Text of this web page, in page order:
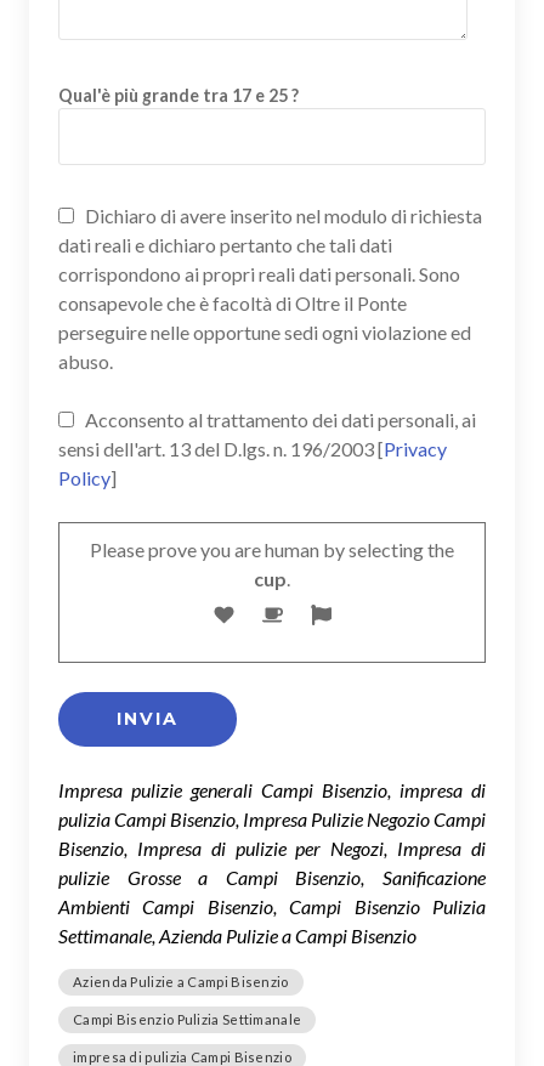
Qual'è più grande tra 17 e 25 ?
Dichiaro di avere inserito nel modulo di richiesta
dati reali e dichiaro pertanto che tali dati
corrispondono ai propri reali dati personali. Sono
consapevole che è facoltà di Oltre il Ponte
perseguire nelle opportune sedi ogni violazione ed
abuso.
Acconsento al trattamento dei dati personali, ai
sensi dell'art. 13 del D.lgs. n. 196/2003 [Privacy
Policy]
Please prove you are human by selecting the
cup.
Impresa pulizie generali Campi Bisenzio, impresa di
pulizia Campi Bisenzio, Impresa Pulizie Negozio Campi
Bisenzio, Impresa di pulizie per Negozi, Impresa di
pulizie Grosse a Campi Bisenzio, Sanificazione
Ambienti Campi Bisenzio, Campi Bisenzio Pulizia
Settimanale, Azienda Pulizie a Campi Bisenzio
Azienda Pulizie a Campi Bisenzio
Campi Bisenzio Pulizia Settimanale
impresa di pulizia Campi Bisenzio